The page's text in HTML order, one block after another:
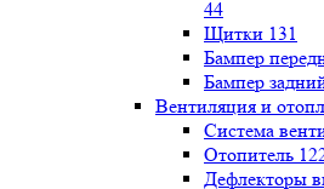
44
Щитки 131
Бампер
Бампер
Вентиляция и
Система
Отопитель
Дефлекторы